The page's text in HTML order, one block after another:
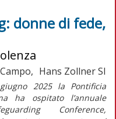
donne di fede,
Hans Zollner SI
2025 la Pontificia
ha ospitato l’annuale
Conference,